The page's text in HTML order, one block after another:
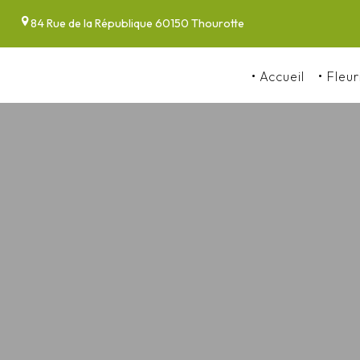
84 Rue de la République 60150 Thourotte
Accueil